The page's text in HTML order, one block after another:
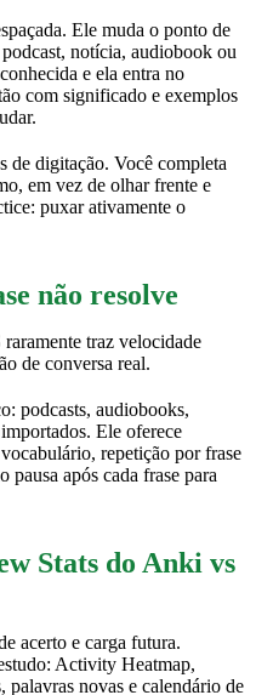
Ele muda o ponto de
notícia, audiobook ou
e ela entra no
com significado e exemplos
de digitação. Você completa
em vez de olhar frente e
puxar ativamente o
não resolve
traz velocidade
de conversa real.
podcasts, audiobooks,
Ele oferece
repetição por frase
após cada frase para
Stats do Anki vs
acerto e carga futura.
Activity Heatmap,
palavras novas e calendário de